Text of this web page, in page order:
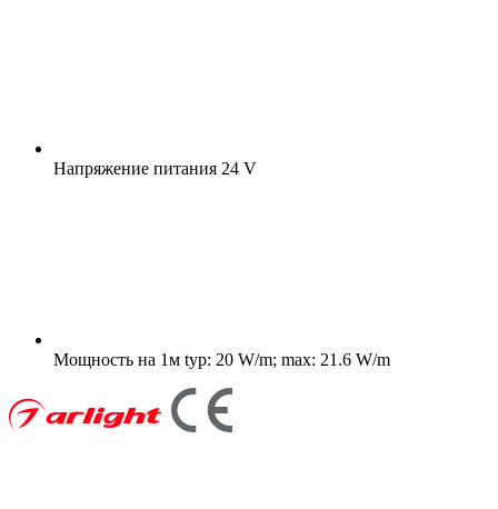
Напряжение питания 24 V
Мощность на 1м typ: 20 W/m; max: 21.6 W/m